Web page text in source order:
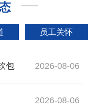
员工关怀
包 2026-08-06
2026-08-06